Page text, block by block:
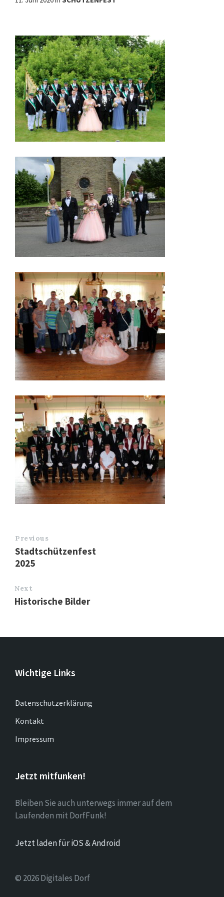
Previous
Stadtschützenfest
2025
Next
Historische Bilder
Wichtige Links
Datenschutzerklärung
Kontakt
Impressum
Jetzt mitfunken!
Bleiben Sie auch unterwegs immer auf dem
Laufenden mit DorfFunk!
Jetzt laden für iOS & Android
© 2026 Digitales Dorf